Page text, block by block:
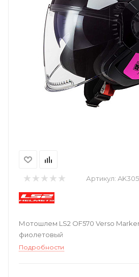
Артикул:
Мотошлем LS2 OF570 Verso
фиолетовый
Подробности